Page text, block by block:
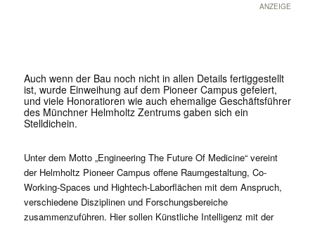
ANZEIGE
Auch wenn der Bau noch nicht in allen Details fertiggestellt
ist, wurde Einweihung auf dem Pioneer Campus gefeiert,
und viele Honoratioren wie auch ehemalige Geschäftsführer
des Münchner Helmholtz Zentrums gaben sich ein
Stelldichein.
Unter dem Motto „Engineering The Future Of Medicine“ vereint
der Helmholtz Pioneer Campus offene Raumgestaltung, Co-
Working-Spaces und Hightech-Laborflächen mit dem Anspruch,
verschiedene Disziplinen und Forschungsbereiche
zusammenzuführen. Hier sollen Künstliche Intelligenz mit der